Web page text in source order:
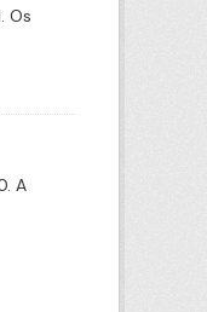
Os
A